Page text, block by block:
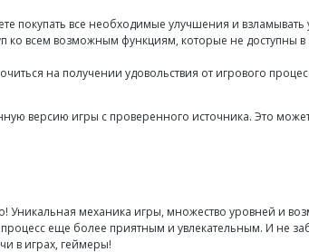
покупать все необходимые улучшения и взламывать
ко всем возможным функциям, которые не доступны в
на получении удовольствия от игрового
версию игры с проверенного источника. Это
Уникальная механика игры, множество уровней и
еще более приятным и увлекательным. И не
в играх, геймеры!